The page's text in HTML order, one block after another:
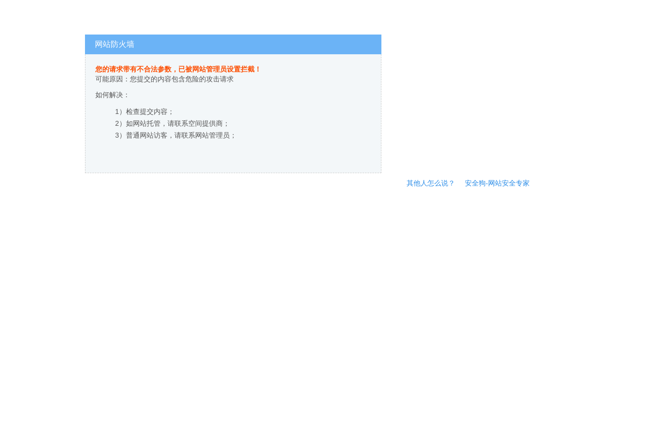
网站防火墙
您的请求带有不合法参数，已被网站管理员设置拦截！
可能原因：您提交的内容包含危险的攻击请求
如何解决：
1）检查提交内容；
2）如网站托管，请联系空间提供商；
3）普通网站访客，请联系网站管理员；
其他人怎么说？ 安全狗-网站安全专家